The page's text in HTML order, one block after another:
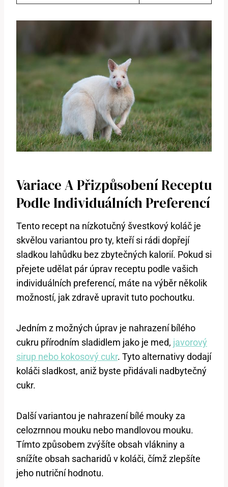
Variace A Přizpůsobení Receptu
Podle Individuálních Preferencí
Tento recept na nízkotučný švestkový koláč je
skvělou variantou pro ty, kteří si rádi dopřejí
sladkou lahůdku bez zbytečných kalorií. Pokud si
přejete udělat pár úprav receptu podle vašich
individuálních preferencí, máte na výběr několik
možností, jak zdravě upravit tuto pochoutku.
Jedním z možných úprav je nahrazení bílého
cukru přírodním sladidlem jako je med, javorový
sirup nebo kokosový cukr. Tyto alternativy dodají
koláči sladkost, aniž byste přidávali nadbytečný
cukr.
Další variantou je nahrazení bílé mouky za
celozrnnou mouku nebo mandlovou mouku.
Tímto způsobem zvýšíte obsah vlákniny a
snížíte obsah sacharidů v koláči, čímž zlepšíte
jeho nutriční hodnotu.